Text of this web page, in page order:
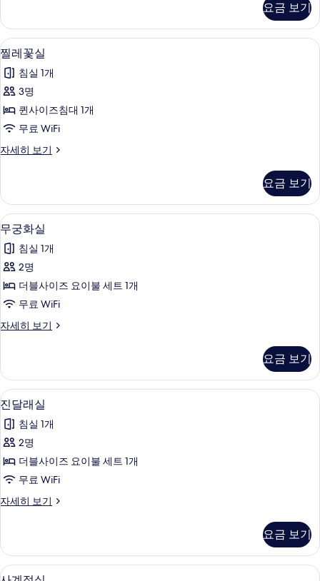
보
기
자
세
히
기
요금 보기
찔
레
꽃
실
사
모
보
기
3
찔레꽃실
침실 1개
3명
퀸사이즈침대 1개
무료 WiFi
자세히 보기
찔
자
세
히
보
기
요금 보기
무
궁
화
실
사
모
보
기
2
무궁화실
침실 1개
2명
더블사이즈 요이불 세트 1개
무료 WiFi
자세히 보기
무
자
세
히
기
요금 보기
진
달
래
실
사
모
보
기
2
진달래실
침실 1개
2명
더블사이즈 요이불 세트 1개
무료 WiFi
자세히 보기
진
자
세
히
요금 보기
사8